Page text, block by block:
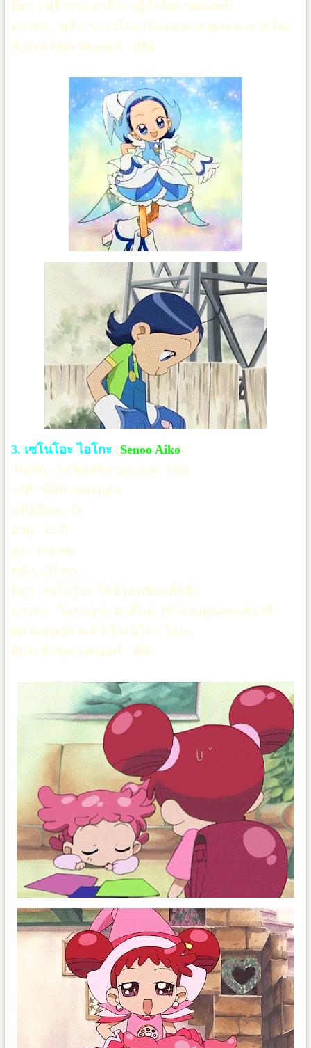
บิดา : ฟุจิวาระ อาคิระ (ผู้กำกับภาพยนตร์)
มารดา : ฟุจิวาระ เรโกะ (นักออกแบบตกแต่งภายใน)
สีประจำชุดเวทมนตร์ : สีส้ม
3. เซโนโอะ ไอโกะ (Senoo Aiko)
วันเกิด : 14 พฤศจิกายน ค.ศ. 1990
ราศี : พิจิก (แมงป่อง)
กรุ๊ปเลือด : O
อายุ : 12 ปี
สูง : 154 ซม.
หนัก : 37 กก.
บิดา : เซโนโอะ โคจิ (คนขับแท็กซี่)
มารดา : โอกามุระ อาสึโกะ (ทำงานดูแลคนชราที่
สถานสงเคราะห์ นิโกะนิโกะ โฮม)
สีประจำชุดเวทมนตร์ : สีฟ้า